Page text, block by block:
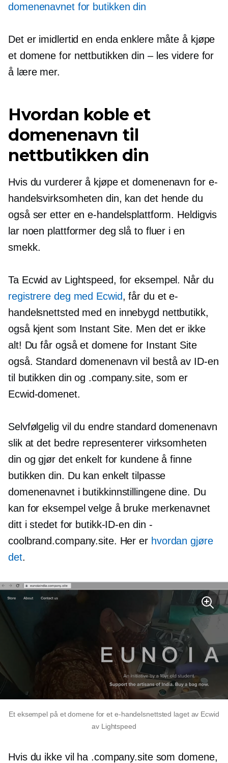
domenenavnet for butikken din
Det er imidlertid en enda enklere måte å kjøpe
et domene for nettbutikken din – les videre for
å lære mer.
Hvordan koble et
domenenavn til
nettbutikken din
Hvis du vurderer å kjøpe et domenenavn for e-
handelsvirksomheten din, kan det hende du
også ser etter en e-handelsplattform. Heldigvis
lar noen plattformer deg slå to fluer i en
smekk.
Ta Ecwid av Lightspeed, for eksempel. Når du
registrere deg med Ecwid, får du et e-
handelsnettsted med en innebygd nettbutikk,
også kjent som Instant Site. Men det er ikke
alt! Du får også et domene for Instant Site
også. Standard domenenavn vil bestå av ID-en
til butikken din og .company.site, som er
Ecwid-domenet.
Selvfølgelig vil du endre standard domenenavn
slik at det bedre representerer virksomheten
din og gjør det enkelt for kundene å finne
butikken din. Du kan enkelt tilpasse
domenenavnet i butikkinnstillingene dine. Du
kan for eksempel velge å bruke merkenavnet
ditt i stedet for butikk-ID-en din -
coolbrand.company.site. Her er hvordan gjøre
det.
Et eksempel på et domene for et e-handelsnettsted laget av Ecwid
av Lightspeed
Hvis du ikke vil ha .company.site som domene,